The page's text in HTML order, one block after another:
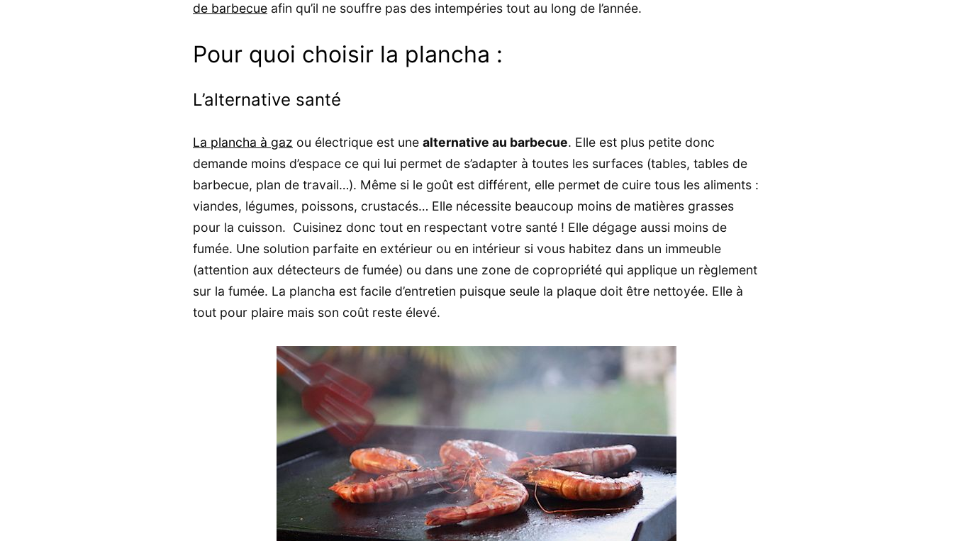
de barbecue afin qu’il ne souffre pas des intempéries tout au long de l’année.
Pour quoi choisir la plancha :
L’alternative santé
La plancha à gaz ou électrique est une alternative au barbecue. Elle est plus petite donc
demande moins d’espace ce qui lui permet de s’adapter à toutes les surfaces (tables, tables de
barbecue, plan de travail…). Même si le goût est différent, elle permet de cuire tous les aliments :
viandes, légumes, poissons, crustacés… Elle nécessite beaucoup moins de matières grasses
pour la cuisson. Cuisinez donc tout en respectant votre santé ! Elle dégage aussi moins de
fumée. Une solution parfaite en extérieur ou en intérieur si vous habitez dans un immeuble
(attention aux détecteurs de fumée) ou dans une zone de copropriété qui applique un règlement
sur la fumée. La plancha est facile d’entretien puisque seule la plaque doit être nettoyée. Elle à
tout pour plaire mais son coût reste élevé.